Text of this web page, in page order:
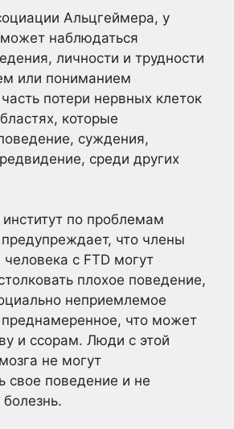
Альцгеймера, у
наблюдаться
личности и трудности
или пониманием
потери нервных клеток
которые
суждения,
среди других
по проблемам
что члены
с FTD могут
плохое поведение,
неприемлемое
что может
и ссорам. Люди с этой
не могут
свое поведение и не